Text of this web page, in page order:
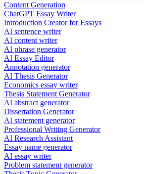
Content Generation
ChatGPT Essay Writer
Introduction Creator for Essays
AI sentence writer
AI content writer
AI phrase generator
AI Essay Editor
Annotation generator
AI Thesis Generator
Economics essay writer
Thesis Statement Generator
AI abstract generator
Dissertation Generator
AI statement generator
Professional Writing Generator
AI Research Assistant
Essay name generator
AI essay writer
Problem statement generator